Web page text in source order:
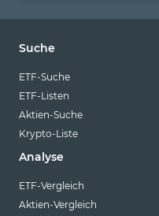
Suche
ETF-Suche
ETF-Listen
Aktien-Suche
Krypto-Liste
Analyse
ETF-Vergleich
Aktien-Vergleich